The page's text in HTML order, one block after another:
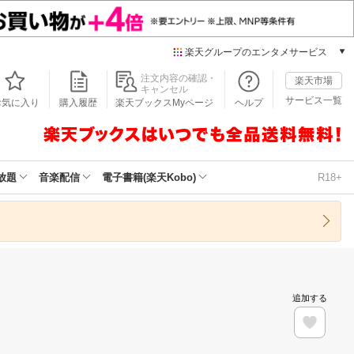
楽天グループのエンタメサービス
本/ゲーム/CD/DVD
楽天ブックス
楽天Kobo
楽天ミュージック
楽天TV
気に入り 購入履歴
注文内容の確認・
キャンセル
楽天ブックスMyページ
ヘルプ
楽天市場
サービス一覧
題 音楽配信 電子書籍(楽天Kobo) R18+
追加する